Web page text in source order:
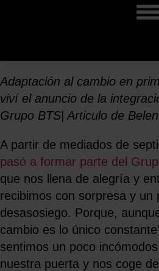
Adaptación al cambio en
viví el anuncio de la
Grupo BTS| Articulo de
A partir de mediados de
pasó a formar parte del
que nos llena de alegría y
recibimos con sorpresa y un
desasosiego. Porque,
cambio es lo único
sentimos un poco
nuestra puerta y nos coge